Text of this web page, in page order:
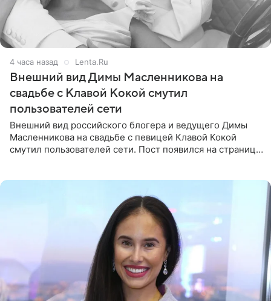
4 часа назад Lenta.Ru
Внешний вид Димы Масленникова на
свадьбе с Клавой Кокой смутил
пользователей сети
Внешний вид российского блогера и ведущего Димы
Масленникова на свадьбе с певицей Клавой Кокой
смутил пользователей сети. Пост появился на странице